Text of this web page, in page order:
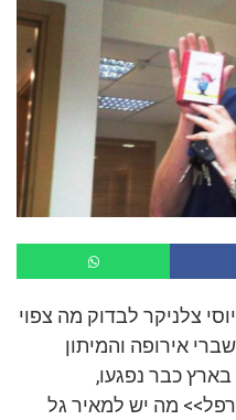
צלניקר לבדוק מה צפוי
אירופה והמיתון
כבר נפגעו,
מה יש למאיר גל